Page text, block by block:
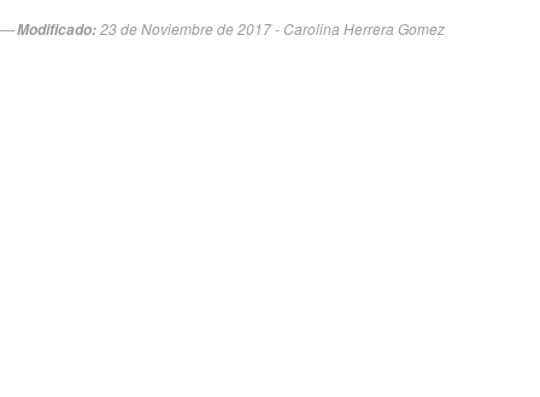
Modificado:23 de Noviembre de 2017 - Carolina Herrera Gomez